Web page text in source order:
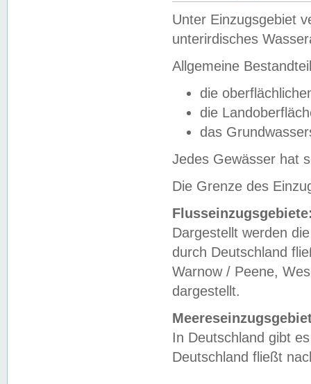
Unter Einzugsgebiet
unterirdisches
Allgemeine
die
die
das
Jedes Gewässer hat
Die Grenze des
Dargestellt werden
durch Deutschland
Warnow / Peene,
dargestellt.
In Deutschland gibt
Deutschland fließt